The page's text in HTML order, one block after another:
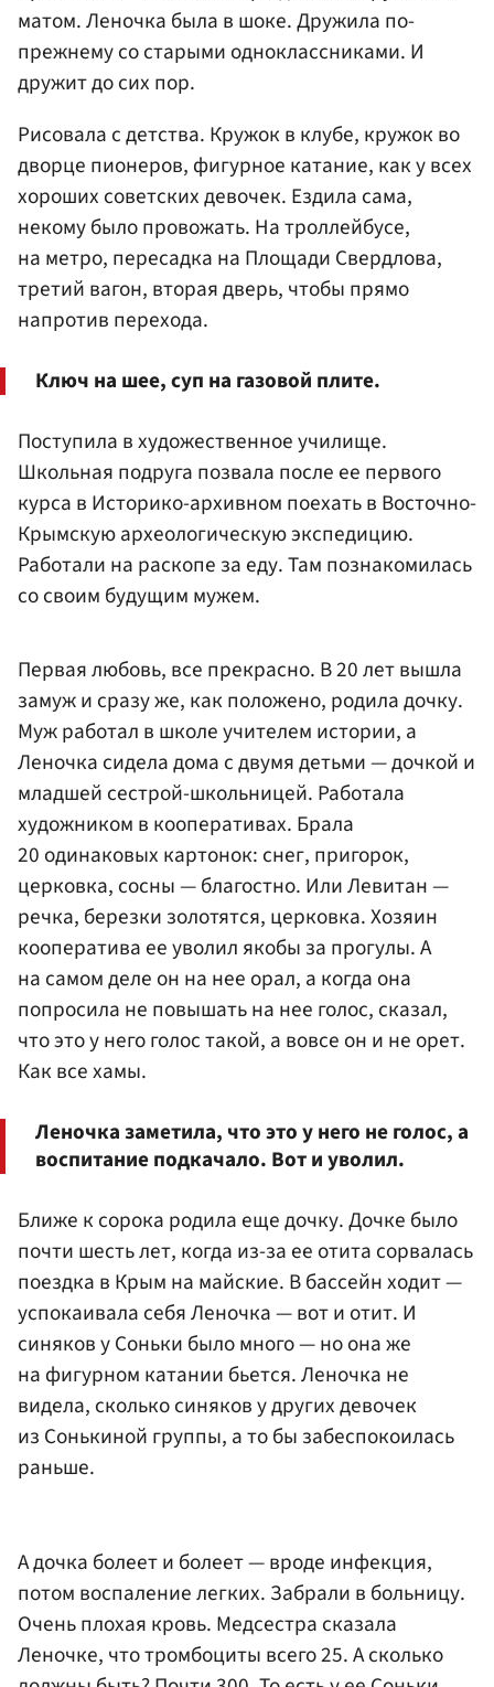
матом. Леночка была в шоке. Дружила по-
прежнему со старыми одноклассниками. И
дружит до сих пор.
Рисовала с детства. Кружок в клубе, кружок во
дворце пионеров, фигурное катание, как у всех
хороших советских девочек. Ездила сама,
некому было провожать. На троллейбусе,
на метро, пересадка на Площади Свердлова,
третий вагон, вторая дверь, чтобы прямо
напротив перехода.
Ключ на шее, суп на газовой плите.
Поступила в художественное училище.
Школьная подруга позвала после ее первого
курса в Историко-архивном поехать в Восточно-
Крымскую археологическую экспедицию.
Работали на раскопе за еду. Там познакомилась
со своим будущим мужем.
Первая любовь, все прекрасно. В 20 лет вышла
замуж и сразу же, как положено, родила дочку.
Муж работал в школе учителем истории, а
Леночка сидела дома с двумя детьми — дочкой и
младшей сестрой-школьницей. Работала
художником в кооперативах. Брала
20 одинаковых картонок: снег, пригорок,
церковка, сосны — благостно. Или Левитан —
речка, березки золотятся, церковка. Хозяин
кооператива ее уволил якобы за прогулы. А
на самом деле он на нее орал, а когда она
попросила не повышать на нее голос, сказал,
что это у него голос такой, а вовсе он и не орет.
Как все хамы.
Леночка заметила, что это у него не голос, а
воспитание подкачало. Вот и уволил.
Ближе к сорока родила еще дочку. Дочке было
почти шесть лет, когда из-за ее отита сорвалась
поездка в Крым на майские. В бассейн ходит —
успокаивала себя Леночка — вот и отит. И
синяков у Соньки было много — но она же
на фигурном катании бьется. Леночка не
видела, сколько синяков у других девочек
из Сонькиной группы, а то бы забеспокоилась
раньше.
А дочка болеет и болеет — вроде инфекция,
потом воспаление легких. Забрали в больницу.
Очень плохая кровь. Медсестра сказала
Леночке, что тромбоциты всего 25. А сколько